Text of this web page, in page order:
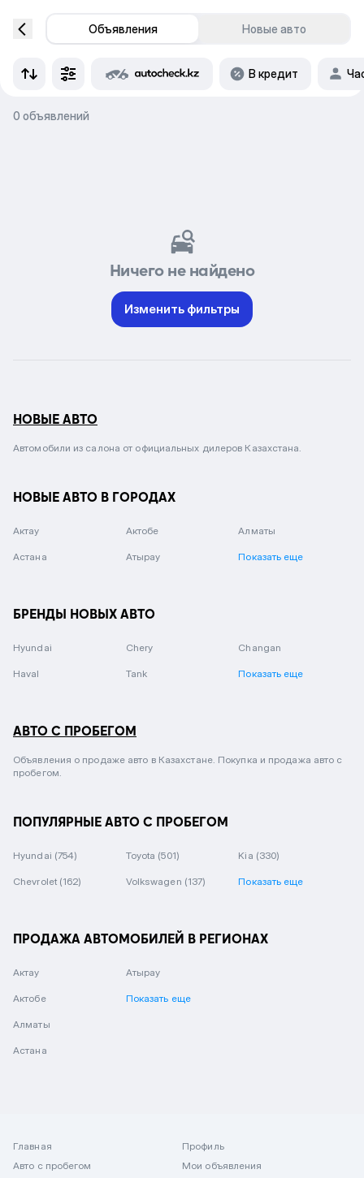
Объявления Новые авто
В кредит
0 объявлений
Ничего не найдено
Изменить фильтры
НОВЫЕ АВТО
Автомобили из салона от официальных дилеров Казахстана.
НОВЫЕ АВТО В ГОРОДАХ
Актау Актобе Алматы
Астана Атырау Показать еще
БРЕНДЫ НОВЫХ АВТО
Hyundai Chery Changan
Haval Tank Показать еще
АВТО С ПРОБЕГОМ
Объявления о продаже авто в Казахстане. Покупка и продажа авто с
пробегом.
ПОПУЛЯРНЫЕ АВТО С ПРОБЕГОМ
Hyundai (754) Toyota (501) Kia (330)
Chevrolet (162) Volkswagen (137) Показать еще
ПРОДАЖА АВТОМОБИЛЕЙ В РЕГИОНАХ
Актау
Актобе
Алматы
Астана
Атырау
Показать еще
Главная
Авто с пробегом
Профиль
Мои объявления